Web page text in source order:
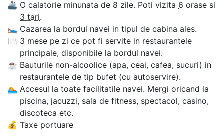
🚢 O calatorie minunata de 8 zile. Poti vizita 6 orase si
3 tari.
🛌 Cazarea la bordul navei in tipul de cabina ales.
🍽 3 mese pe zi ce pot fi servite in restaurantele
principale, disponibile la bordul navei.
☕ Bauturile non-alcoolice (apa, ceai, cafea, sucuri) in
restaurantele de tip bufet (cu autoservire).
🏊‍ Accesul la toate facilitatile navei. Mergi oricand la
piscina, jacuzzi, sala de fitness, spectacol, casino,
discoteca etc.
💰 Taxe portuare